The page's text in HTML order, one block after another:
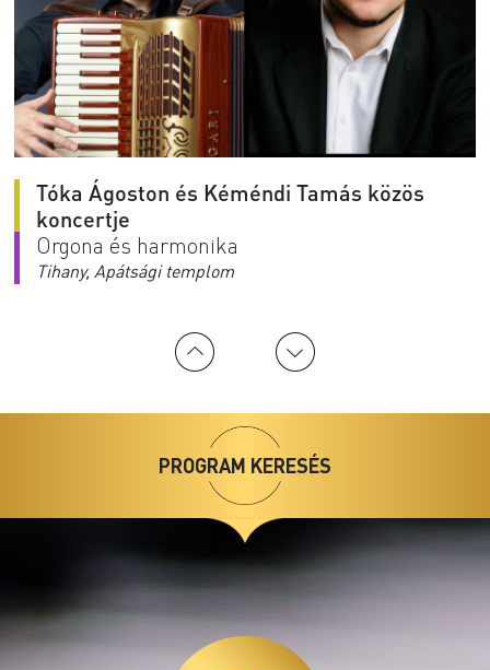
Tóka Ágoston és Kéméndi Tamás közös
koncertje
Orgona és harmonika
Tihany, Apátsági templom
PROGRAM KERESÉS